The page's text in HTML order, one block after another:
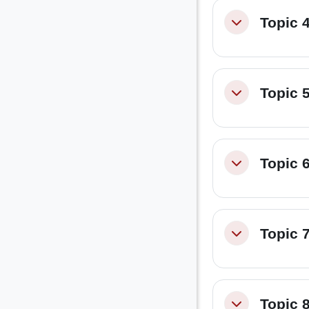
MinimizzaTopic
MinimizzaTopic 5
MinimizzaTopic 6
MinimizzaTopic 7
Topic 8